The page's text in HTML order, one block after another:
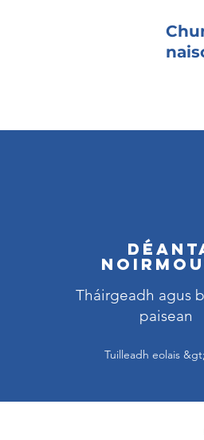
Tháirgeadh agus
paisean
Tuilleadh eolais